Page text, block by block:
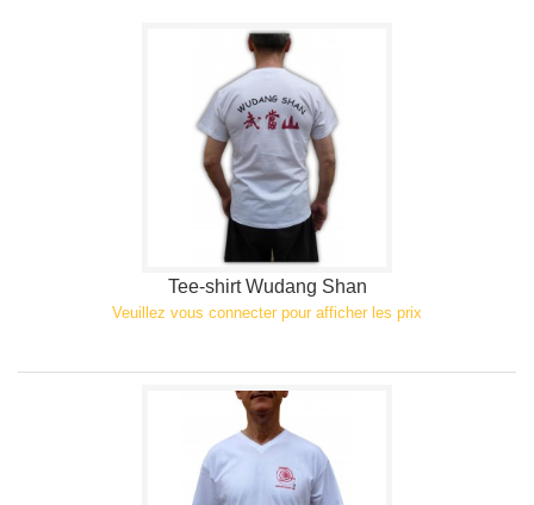
Tee-shirt Wudang Shan
Veuillez vous connecter pour afficher les prix